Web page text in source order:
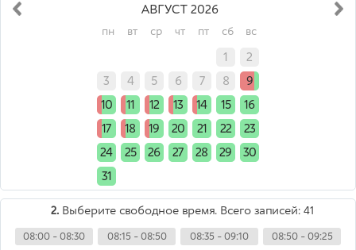
АВГУСТ 2026
пн вт ср чт пт сб вс
1
2
3
4 5 6 7 8
9
10
11 12 13 14 15
16
17
18 19 20 21 22
23
24
25 26 27 28 29
30
31
2.Выберите свободное время. Всего записей: 41
08:00 - 08:30 08:15 - 08:50 08:35 - 09:10
08:50 - 09:25